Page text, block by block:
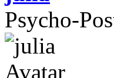
Psycho-